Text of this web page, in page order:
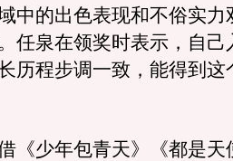
中的出色表现和不俗实力
任泉在领奖时表示，自己
历程步调一致，能得到这
少年包青天》《都是天